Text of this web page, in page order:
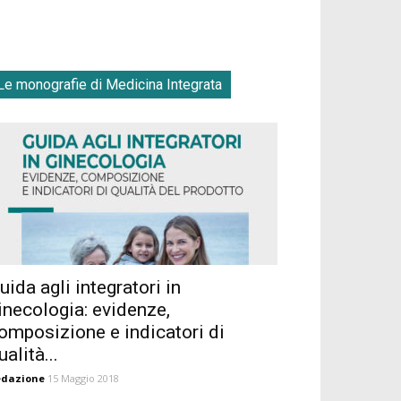
monografie di Medicina Integrata
agli integratori in
evidenze,
e indicatori di
15 Maggio 2018